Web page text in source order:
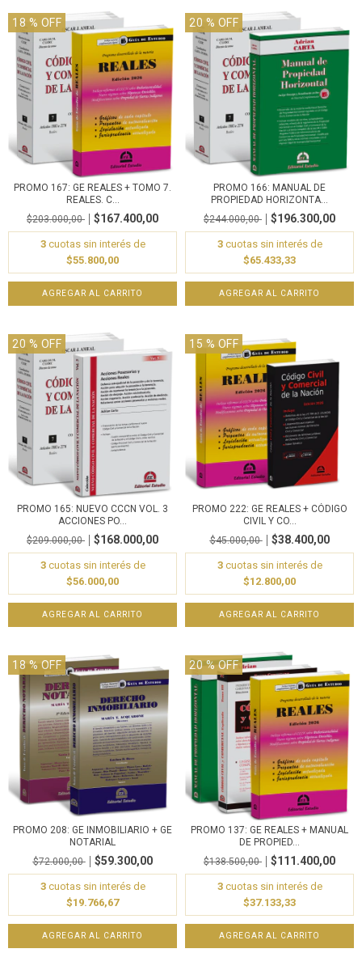
18 % OFF
PROMO 167: GE REALES + TOMO 7.
REALES. C...
$203.000,00
$167.400,00
3cuotas sin interés de
$55.800,00
20 % OFF
PROMO 166: MANUAL DE
PROPIEDAD HORIZONTA...
$244.000,00
$196.300,00
3cuotas sin interés de
$65.433,33
20 % OFF
PROMO 165: NUEVO CCCN VOL. 3
ACCIONES PO...
$209.000,00
$168.000,00
3cuotas sin interés de
$56.000,00
15 % OFF
PROMO 222: GE REALES + CÓDIGO
CIVIL Y CO...
$45.000,00
$38.400,00
3cuotas sin interés de
$12.800,00
18 % OFF
PROMO 208: GE INMOBILIARIO + GE
NOTARIAL
$72.000,00
$59.300,00
3cuotas sin interés de
$19.766,67
20 % OFF
PROMO 137: GE REALES + MANUAL
DE PROPIED...
$138.500,00
$111.400,00
3cuotas sin interés de
$37.133,33